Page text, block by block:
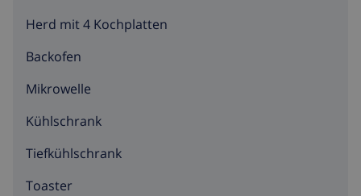
Herd mit 4 Kochplatten
Backofen
Mikrowelle
Kühlschrank
Tiefkühlschrank
Toaster